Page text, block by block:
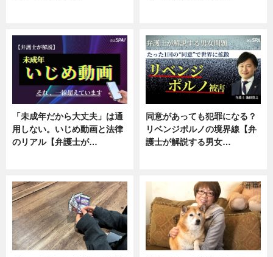
「未成年だから大丈夫」は通
用しない。いじめ動画と法律
のリアル【弁護士が…
同意があっても犯罪になる？
リベンジポルノの境界線【弁
護士が解説する男女…